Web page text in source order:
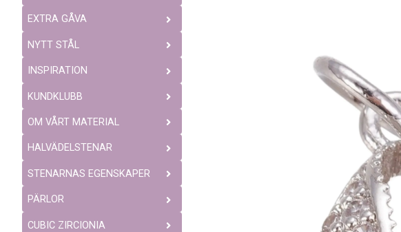
EXTRA GÅVA
NYTT STÅL
INSPIRATION
KUNDKLUBB
OM VÅRT MATERIAL
HALVÄDELSTENAR
STENARNAS EGENSKAPER
PÄRLOR
CUBIC ZIRCIONIA